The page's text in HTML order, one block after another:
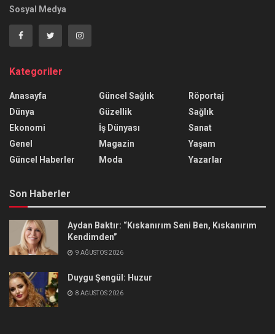
Sosyal Medya
Kategoriler
Anasayfa
Dünya
Ekonomi
Genel
Güncel Haberler
Güncel Sağlık
Güzellik
İş Dünyası
Magazin
Moda
Röportaj
Sağlık
Sanat
Yaşam
Yazarlar
Son Haberler
Aydan Baktır: “Kıskanırım Seni Ben, Kıskanırım
Kendimden”
9 AĞUSTOS 2026
Duygu Şengül: Huzur
8 AĞUSTOS 2026